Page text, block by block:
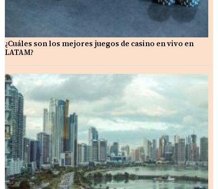
¿Cuáles son los mejores juegos de casino en vivo en
LATAM?